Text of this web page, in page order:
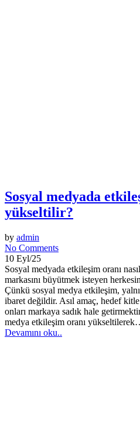
Sosyal medyada
yükseltilir?
by admin
No Comments
10 Eyl/25
Sosyal medyada etkileşim oranı
markasını büyütmek isteyen
Çünkü sosyal medya etkileşim,
ibaret değildir. Asıl amaç, hedef
onları markaya sadık hale
medya etkileşim oranı
Devamını oku..